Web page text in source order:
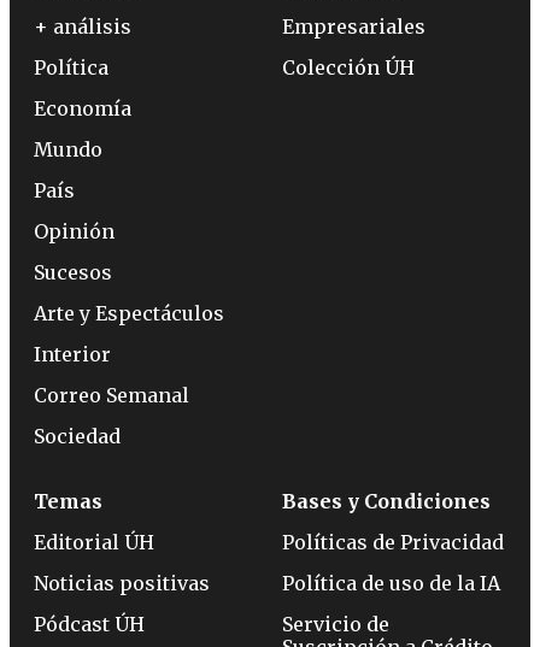
+ análisis
Política
Economía
Mundo
País
Opinión
Sucesos
Arte y Espectáculos
Interior
Correo Semanal
Sociedad
Empresariales
Colección ÚH
Temas
Editorial ÚH
Noticias positivas
Pódcast ÚH
Bases y Condiciones
Políticas de Privacidad
Política de uso de la IA
Servicio de